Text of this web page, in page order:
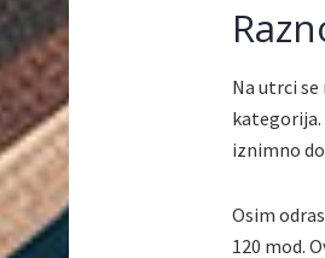
Na utrci
kategorija.
iznimno
Osim
120 mod.